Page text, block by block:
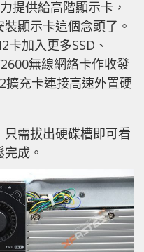
提供給高階顯示卡，
顯示卡這個念頭了。
卡加入更多SSD、
無線網絡卡作收發
擴充卡連接高速外置硬
需拔出硬碟槽即可看
成。